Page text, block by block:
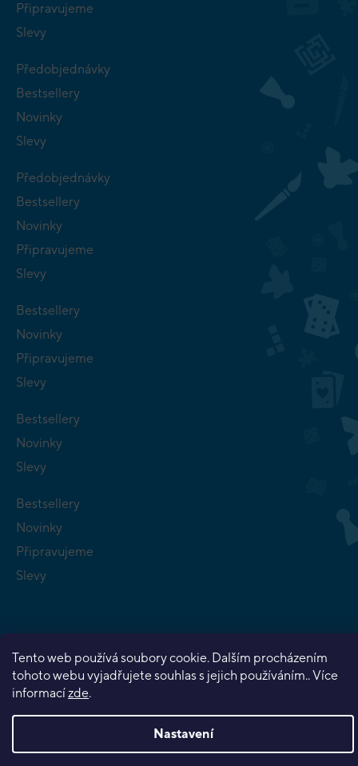
Tento web používá soubory cookie. Dalším procházením
tohoto webu vyjadřujete souhlas s jejich používáním.. Více
informacízde.
Nastavení
Připravujeme
Slevy
Předobjednávky
Bestsellery
Novinky
Slevy
Předobjednávky
Bestsellery
Novinky
Připravujeme
Slevy
Bestsellery
Novinky
Připravujeme
Slevy
Bestsellery
Novinky
Slevy
Bestsellery
Novinky
Připravujeme
Slevy
Vytvořil Shoptet Premium
Copyright 2026Planeta her. Všechna práva vyhrazena.